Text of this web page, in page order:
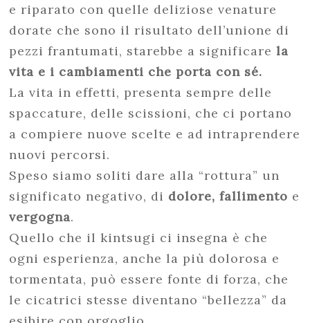
e riparato con quelle deliziose venature
dorate che sono il risultato dell’unione di
pezzi frantumati, starebbe a significarela
vita e i cambiamenti che porta con sé.
La vita in effetti, presenta sempre delle
spaccature, delle scissioni, che ci portano
a compiere nuove scelte e ad intraprendere
nuovi percorsi.
Speso siamo soliti dare alla “rottura” un
significato negativo, di dolore, fallimento e
vergogna.
Quello che il kintsugi ci insegna è che
ogni esperienza, anche la più dolorosa e
tormentata, può essere fonte di forza, che
le cicatrici stesse diventano “bellezza” da